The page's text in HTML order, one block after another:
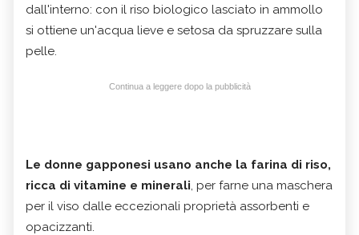
dall'interno: con il riso biologico lasciato in ammollo
si ottiene un'acqua lieve e setosa da spruzzare sulla
pelle.
Continua a leggere dopo la pubblicità
Le donne gapponesi usano anche la farina di riso,
ricca di vitamine e minerali, per farne una maschera
per il viso dalle eccezionali proprietà assorbenti e
opacizzanti.